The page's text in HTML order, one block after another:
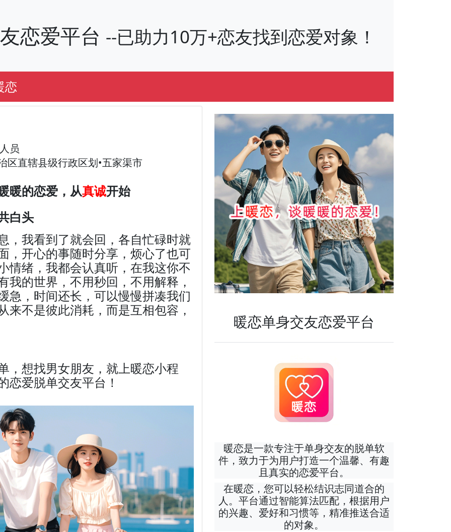
恋爱平台 --已助力10万+恋友找到恋爱对象！
恋
员
区直辖县级行政区划•五家渠市
暖的恋爱，从真诚开始
白头
，我看到了就会回，各自忙碌时就
，开心的事随时分享，烦心了也可
情绪，我都会认真听，在我这你不
我的世界，不用秒回，不用解释，
急，时间还长，可以慢慢拼凑我们
来不是彼此消耗，而是互相包容，
，想找男女朋友，就上暖恋小程
恋爱脱单交友平台！
暖恋单身交友恋爱平台
暖恋是一款专注于单身交友的脱单软
件，致力于为用户打造一个温馨、有趣
且真实的恋爱平台。
在暖恋，您可以轻松结识志同道合的
人。平台通过智能算法匹配，根据用户
的兴趣、爱好和习惯等，精准推送合适
的对象。